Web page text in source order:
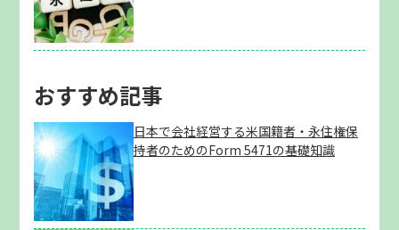
おすすめ記事
日本で会社経営する米国籍者・永住権保
持者のためのForm 5471の基礎知識